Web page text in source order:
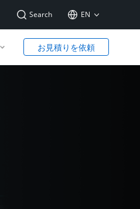
Search EN
お見積りを依頼